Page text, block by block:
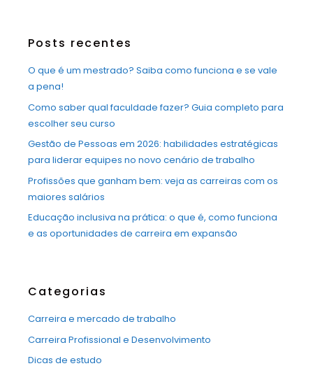
Posts recentes
O que é um mestrado? Saiba como funciona e se vale
a pena!
Como saber qual faculdade fazer? Guia completo para
escolher seu curso
Gestão de Pessoas em 2026: habilidades estratégicas
para liderar equipes no novo cenário de trabalho
Profissões que ganham bem: veja as carreiras com os
maiores salários
Educação inclusiva na prática: o que é, como funciona
e as oportunidades de carreira em expansão
Categorias
Carreira e mercado de trabalho
Carreira Profissional e Desenvolvimento
Dicas de estudo